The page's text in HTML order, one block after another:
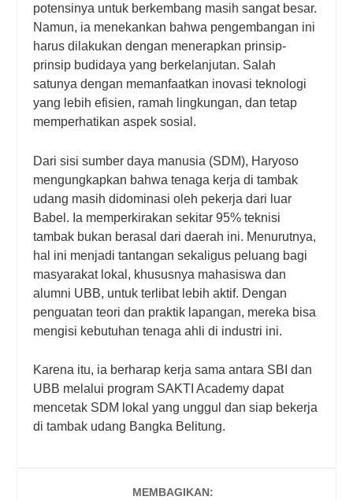
potensinya untuk berkembang masih sangat besar.
Namun, ia menekankan bahwa pengembangan ini
harus dilakukan dengan menerapkan prinsip-
prinsip budidaya yang berkelanjutan. Salah
satunya dengan memanfaatkan inovasi teknologi
yang lebih efisien, ramah lingkungan, dan tetap
memperhatikan aspek sosial.
Dari sisi sumber daya manusia (SDM), Haryoso
mengungkapkan bahwa tenaga kerja di tambak
udang masih didominasi oleh pekerja dari luar
Babel. Ia memperkirakan sekitar 95% teknisi
tambak bukan berasal dari daerah ini. Menurutnya,
hal ini menjadi tantangan sekaligus peluang bagi
masyarakat lokal, khususnya mahasiswa dan
alumni UBB, untuk terlibat lebih aktif. Dengan
penguatan teori dan praktik lapangan, mereka bisa
mengisi kebutuhan tenaga ahli di industri ini.
Karena itu, ia berharap kerja sama antara SBI dan
UBB melalui program SAKTI Academy dapat
mencetak SDM lokal yang unggul dan siap bekerja
di tambak udang Bangka Belitung.
MEMBAGIKAN: